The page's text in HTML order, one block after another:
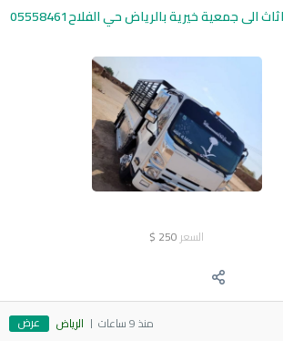
دينا توصيل اثاث الى جمعية خيرية بالرياض حي الفلاح05558461
السعر 250
$
منذ 9 ساعات الرياض عرض